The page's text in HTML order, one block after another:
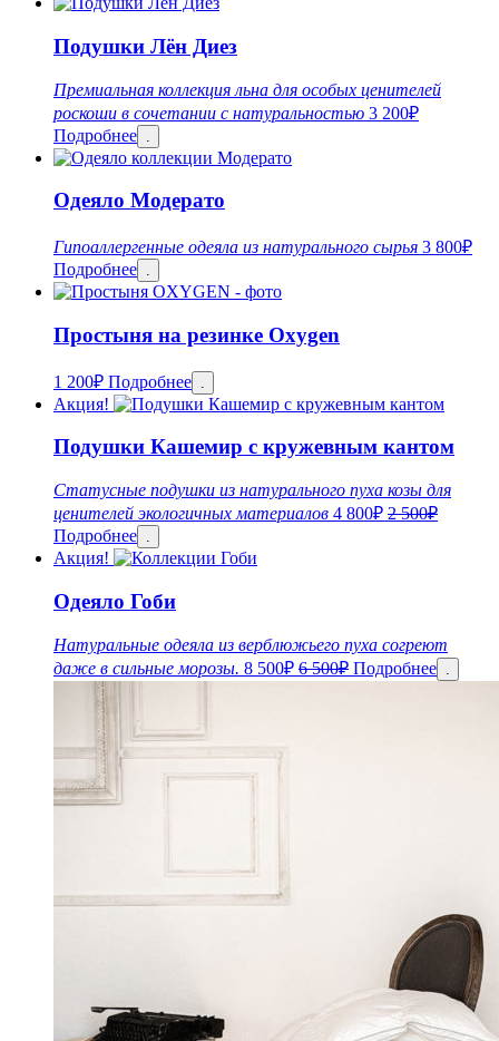
Подушки Лён Диез
Премиальная коллекция льна для особых ценителей
роскоши в сочетании с натуральностью 3 200₽
Подробнее
Одеяло Модерато
Гипоаллергенные одеяла из натурального сырья 3 800₽
Подробнее .
Простыня на резинке Oxygen
1 200₽ Подробнее
Акция!
Подушки Кашемир с кружевным кантом
Статусные подушки из натурального пуха козы для
ценителей экологичных материалов 4 800₽ 2 500₽
Подробнее .
Акция!
Одеяло Гоби
Натуральные одеяла из верблюжьего пуха согреют
даже в сильные морозы. 8 500₽ 6 500₽ Подробнее